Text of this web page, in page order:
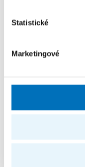
Statistické
Marketingové
Zápis z 12.
Zápis z 11.